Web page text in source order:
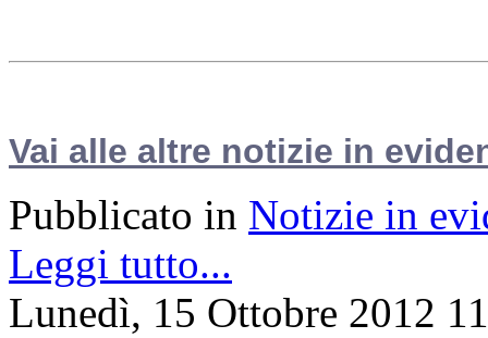
Vai alle altre notizie in
Pubblicato in Notizie in
Leggi tutto...
Lunedì, 15 Ottobre 2012